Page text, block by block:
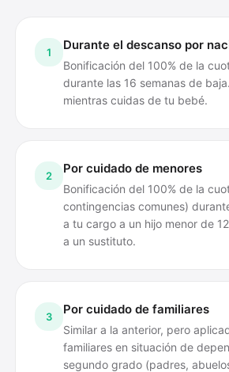
1 Durante el descanso por
Bonificación del 100% de la
durante las 16 semanas de
mientras cuidas de tu bebé.
2 Por cuidado de menores
Bonificación del 100% de la
contingencias comunes)
a tu cargo a un hijo menor de
a un sustituto.
3 Por cuidado de familiares
Similar a la anterior, pero
familiares en situación de
segundo grado (padres,